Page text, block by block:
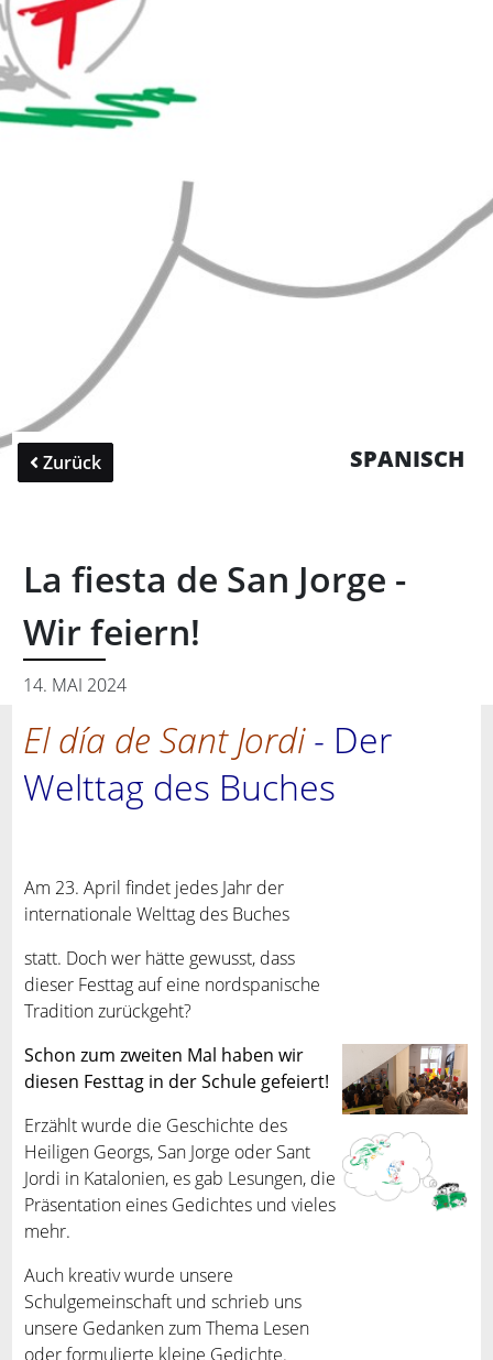
Zurück SPANISCH
La fiesta de San Jorge -
Wir feiern!
14. MAI 2024
El día de Sant Jordi - Der
Welttag des Buches
Am 23. April findet jedes Jahr der
internationale Welttag des Buches
statt. Doch wer hätte gewusst, dass
dieser Festtag auf eine nordspanische
Tradition zurückgeht?
Schon zum zweiten Mal haben wir
diesen Festtag in der Schule gefeiert!
Erzählt wurde die Geschichte des
Heiligen Georgs, San Jorge oder Sant
Jordi in Katalonien, es gab Lesungen, die
Präsentation eines Gedichtes und vieles
mehr.
Auch kreativ wurde unsere
Schulgemeinschaft und schrieb uns
unsere Gedanken zum Thema Lesen
oder formulierte kleine Gedichte.